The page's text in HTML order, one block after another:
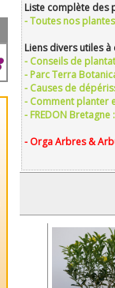
Liste complète des
- Toutes nos
Liens divers utiles à
- Conseils de
- Parc Terra
- Causes de
- Comment planter
- FREDON Bretagne :
- Orga Arbres &